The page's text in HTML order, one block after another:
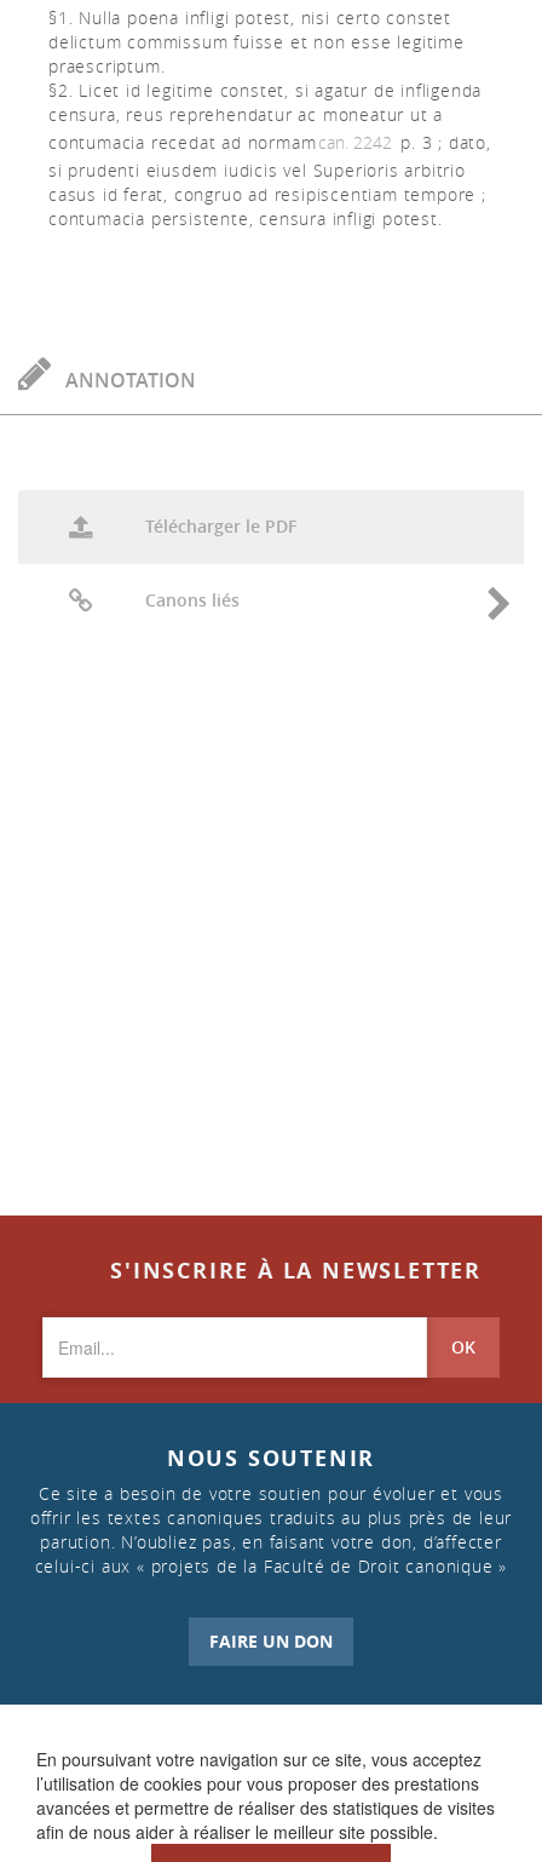
En poursuivant votre navigation sur ce site, vous acceptez
l’utilisation de cookies pour vous proposer des prestations
avancées et permettre de réaliser des statistiques de visites
afin de nous aider à réaliser le meilleur site possible.
§1. Nulla poena infligi potest, nisi certo constet
delictum commissum fuisse et non esse legitime
praescriptum.
§2. Licet id legitime constet, si agatur de infligenda
censura, reus reprehendatur ac moneatur ut a
contumacia recedat ad normamcan. 2242 p. 3 ; dato,
si prudenti eiusdem iudicis vel Superioris arbitrio
casus id ferat, congruo ad resipiscentiam tempore ;
contumacia persistente, censura infligi potest.
ANNOTATION
Télécharger le PDF
Canons liés
S'INSCRIRE À LA NEWSLETTER
OK
NOUS SOUTENIR
Ce site a besoin de votre soutien pour évoluer et vous
offrir les textes canoniques traduits au plus près de leur
parution. N’oubliez pas, en faisant votre don, d’affecter
celui-ci aux « projets de la Faculté de Droit canonique »
FAIRE UN DON